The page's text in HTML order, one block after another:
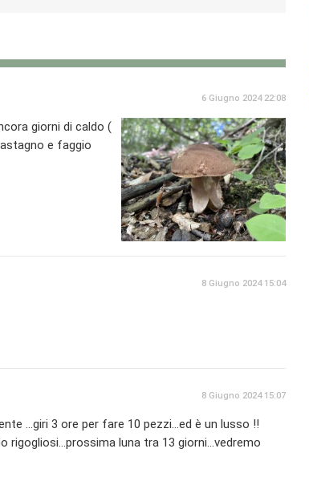
6 Giugno 2024 22:08
giorni di caldo (
e faggio
8 Giugno 2024 15:04
8 Giugno 2024 15:07
...giri 3 ore per fare 10 pezzi...ed è un lusso !!
rigogliosi...prossima luna tra 13 giorni...vedremo